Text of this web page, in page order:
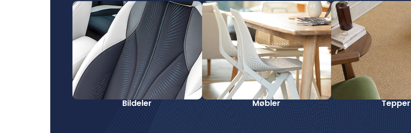
Bildeler Møbler Tepper